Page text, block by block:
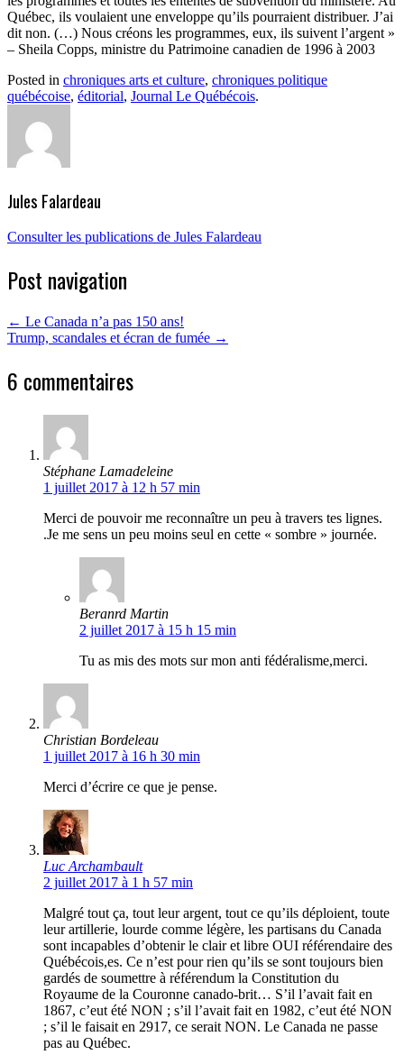
Québec, ils voulaient une enveloppe qu’ils pourraient distribuer. J’ai
dit non. (…) Nous créons les programmes, eux, ils suivent l’argent »
– Sheila Copps, ministre du Patrimoine canadien de 1996 à 2003
Posted in chroniques arts et culture, chroniques politique
québécoise, éditorial, Journal Le Québécois.
Jules Falardeau
Consulter les publications de Jules Falardeau
Post navigation
← Le Canada n’a pas 150 ans!
Trump, scandales et écran de fumée →
6 commentaires
Stéphane Lamadeleine
1 juillet 2017 à 12 h 57 min
Merci de pouvoir me reconnaître un peu à travers tes lignes.
.Je me sens un peu moins seul en cette « sombre » journée.
Beranrd Martin
2 juillet 2017 à 15 h 15 min
Tu as mis des mots sur mon anti fédéralisme,merci.
Christian Bordeleau
1 juillet 2017 à 16 h 30 min
Merci d’écrire ce que je pense.
Luc Archambault
2 juillet 2017 à 1 h 57 min
Malgré tout ça, tout leur argent, tout ce qu’ils déploient, toute
leur artillerie, lourde comme légère, les partisans du Canada
sont incapables d’obtenir le clair et libre OUI référendaire des
Québécois,es. Ce n’est pour rien qu’ils se sont toujours bien
gardés de soumettre à référendum la Constitution du
Royaume de la Couronne canado-brit… S’il l’avait fait en
1867, c’eut été NON ; s’il l’avait fait en 1982, c’eut été NON
; s’il le faisait en 2917, ce serait NON. Le Canada ne passe
pas au Québec.